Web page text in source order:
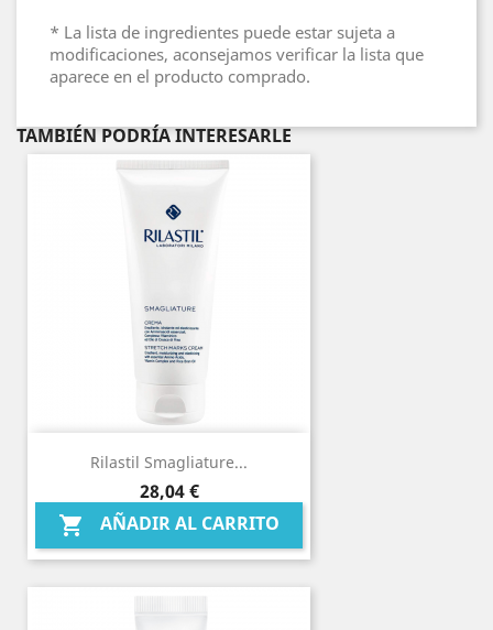
* La lista de ingredientes puede estar sujeta a
modificaciones, aconsejamos verificar la lista que
aparece en el producto comprado.
TAMBIÉN PODRÍA INTERESARLE
Rilastil Smagliature...
Precio
28,04 €
 AÑADIR AL CARRITO